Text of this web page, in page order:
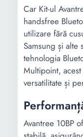
Car Kit-ul
handsfree
utilizare fără
Samsung și alte
tehnologia
Multipoint,
versatilitate și
Avantree 10BP